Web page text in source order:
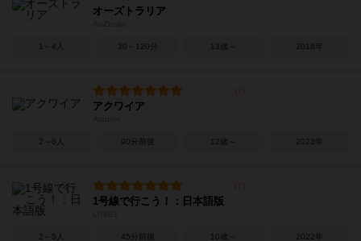
オーズトラリア
1～4人 30～120分 13歳～ 2018年
アクワイア
2～6人 90分前後 12歳～ 2023年
1号線で行こう！：日本語版
2～5人 45分前後 10歳～ 2022年